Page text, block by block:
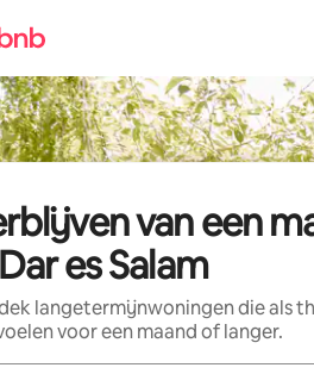
van een
es Salam
langetermijnwoningen die als
voor een maand of langer.